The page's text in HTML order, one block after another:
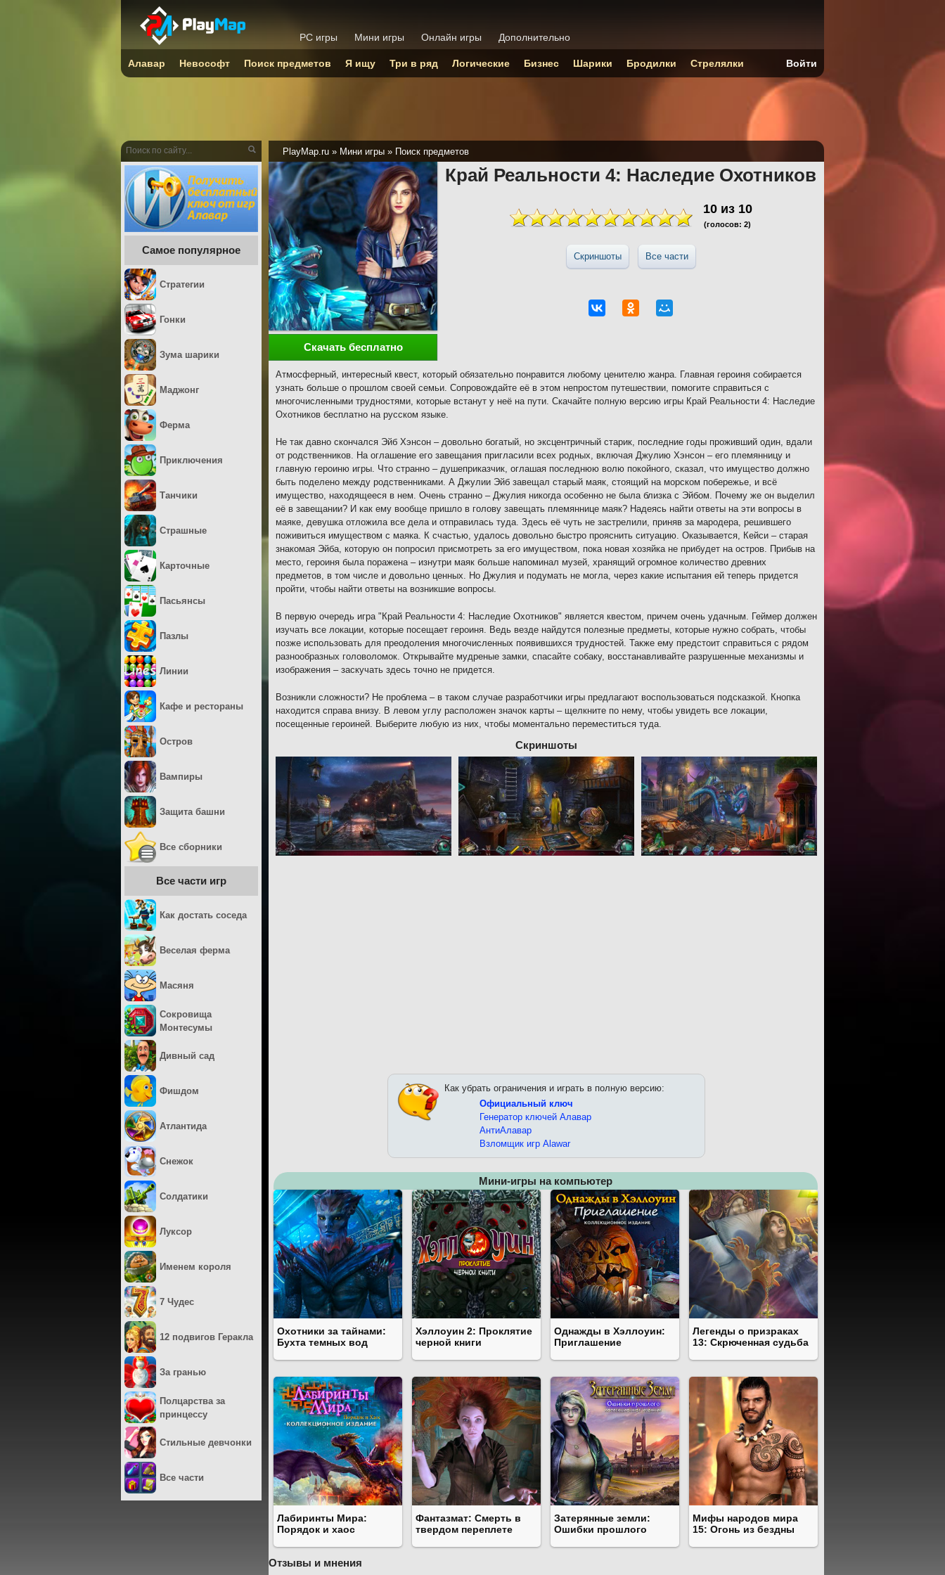
PlayMap.ru » Мини игры » Поиск предметов
Край Реальности 4: Наследие Охотников
10из 10
(голосов: 2)
Скриншоты Все части
Скачать бесплатно
Атмосферный, интересный квест, который обязательно понравится любому ценителю жанра. Главная героиня собирается
узнать больше о прошлом своей семьи. Сопровождайте её в этом непростом путешествии, помогите справиться с
многочисленными трудностями, которые встанут у неё на пути. Скачайте полную версию игры Край Реальности 4: Наследие
Охотников бесплатно на русском языке.
Не так давно скончался Эйб Хэнсон – довольно богатый, но эксцентричный старик, последние годы проживший один, вдали
от родственников. На оглашение его завещания пригласили всех родных, включая Джулию Хэнсон – его племянницу и
главную героиню игры. Что странно – душеприказчик, оглашая последнюю волю покойного, сказал, что имущество должно
быть поделено между родственниками. А Джулии Эйб завещал старый маяк, стоящий на морском побережье, и всё
имущество, находящееся в нем. Очень странно – Джулия никогда особенно не была близка с Эйбом. Почему же он выделил
её в завещании? И как ему вообще пришло в голову завещать племяннице маяк? Надеясь найти ответы на эти вопросы в
маяке, девушка отложила все дела и отправилась туда. Здесь её чуть не застрелили, приняв за мародера, решившего
поживиться имуществом с маяка. К счастью, удалось довольно быстро прояснить ситуацию. Оказывается, Кейси – старая
знакомая Эйба, которую он попросил присмотреть за его имуществом, пока новая хозяйка не прибудет на остров. Прибыв на
место, героиня была поражена – изнутри маяк больше напоминал музей, хранящий огромное количество древних
предметов, в том числе и довольно ценных. Но Джулия и подумать не могла, через какие испытания ей теперь придется
пройти, чтобы найти ответы на возникшие вопросы.
В первую очередь игра "Край Реальности 4: Наследие Охотников" является квестом, причем очень удачным. Геймер должен
изучать все локации, которые посещает героиня. Ведь везде найдутся полезные предметы, которые нужно собрать, чтобы
позже использовать для преодоления многочисленных появившихся трудностей. Также ему предстоит справиться с рядом
разнообразных головоломок. Открывайте мудреные замки, спасайте собаку, восстанавливайте разрушенные механизмы и
изображения – заскучать здесь точно не придется.
Возникли сложности? Не проблема – в таком случае разработчики игры предлагают воспользоваться подсказкой. Кнопка
находится справа внизу. В левом углу расположен значок карты – щелкните по нему, чтобы увидеть все локации,
посещенные героиней. Выберите любую из них, чтобы моментально переместиться туда.
Скриншоты
Как убрать ограничения и играть в полную версию:
Официальный ключ
Генератор ключей Алавар
АнтиАлавар
Взломщик игр Alawar
Мини-игры на компьютер
Охотники за тайнами:
Бухта темных вод
Хэллоуин 2: Проклятие
черной книги
Однажды в Хэллоуин:
Приглашение
Легенды о призраках
13: Скрюченная судьба
Лабиринты Мира:
Порядок и хаос
Фантазмат: Смерть в
твердом переплете
Затерянные земли:
Ошибки прошлого
Мифы народов мира
15: Огонь из бездны
Отзывы и мнения
Самое популярное
Стратегии
Гонки
Зума шарики
Маджонг
Ферма
Приключения
Танчики
Страшные
Карточные
Пасьянсы
Пазлы
Линии
Кафе и рестораны
Остров
Вампиры
Защита башни
Все сборники
Все части игр
Как достать соседа
Веселая ферма
Масяня
Сокровища
Монтесумы
Дивный сад
Фишдом
Атлантида
Снежок
Солдатики
Луксор
Именем короля
7 Чудес
12 подвигов Геракла
За гранью
Полцарства за
принцессу
Стильные девчонки
Все части
PC игры Мини игры Онлайн игры Дополнительно
Алавар Невософт Поиск предметов Я ищу Три в ряд Логические Бизнес Шарики Бродилки Стрелялки Войти